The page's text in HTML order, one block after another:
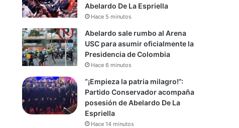
Abelardo De La Espriella
Hace 5 minutos
Abelardo sale rumbo al Arena
USC para asumir oficialmente la
Presidencia de Colombia
Hace 6 minutos
“¡Empieza la patria milagro!”:
Partido Conservador acompaña
posesión de Abelardo De La
Espriella
Hace 14 minutos